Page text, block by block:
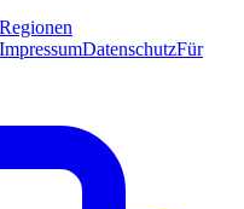
Regionen
ImpressumDatenschutzFür